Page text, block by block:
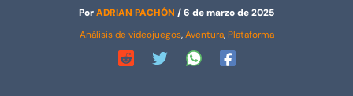
PorADRIAN PACHÓN /6 de marzo de 2025
Análisis de videojuegos,Aventura, Plataforma